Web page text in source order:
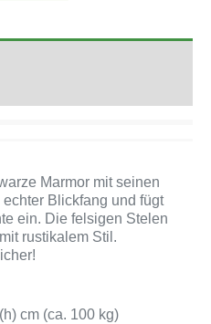
Marmor mit seinen
Blickfang und fügt
ein. Die felsigen Stelen
rustikalem Stil.
cm (ca. 100 kg)